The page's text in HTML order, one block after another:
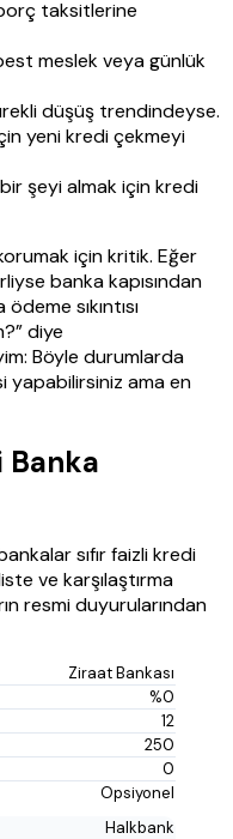
taksitlerine
meslek veya günlük
düşüş trendindeyse.
yeni kredi çekmeyi
bir şeyi almak için kredi
korumak için kritik. Eğer
banka kapısından
sıkıntısı
diye
Böyle durumlarda
yapabilirsiniz ama en
Banka
sıfır faizli kredi
ve karşılaştırma
resmi duyurularından
Ziraat Bankası
%0
12
250
0
Opsiyonel
Halkbank